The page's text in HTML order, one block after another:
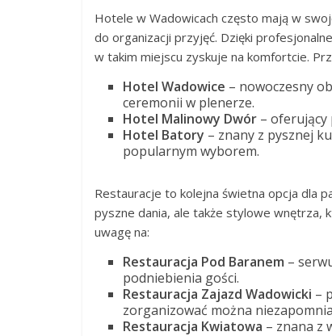
Hotele w Wadowicach często mają w
do organizacji przyjęć. Dzięki
w takim miejscu zyskuje na komfortcie.
Hotel Wadowice – nowoczesny
ceremonii w plenerze.
Hotel Malinowy Dwór – oferujący
Hotel Batory – znany z pysznej
popularnym wyborem.
Restauracje to kolejna świetna opcja dla
pyszne dania, ale także stylowe wnętrza,
uwagę na:
Restauracja Pod Baranem –
podniebienia gości.
Restauracja Zajazd Wadowicki –
zorganizować można
Restauracja Kwiatowa – znana z